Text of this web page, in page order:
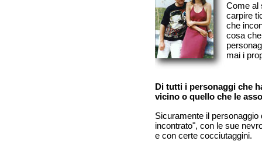
Come al
carpire
che
cosa
mai i
Di tutti i personaggi che
vicino o quello che le
Sicuramente il
incontrato", con le sue
e con certe cocciutaggini.